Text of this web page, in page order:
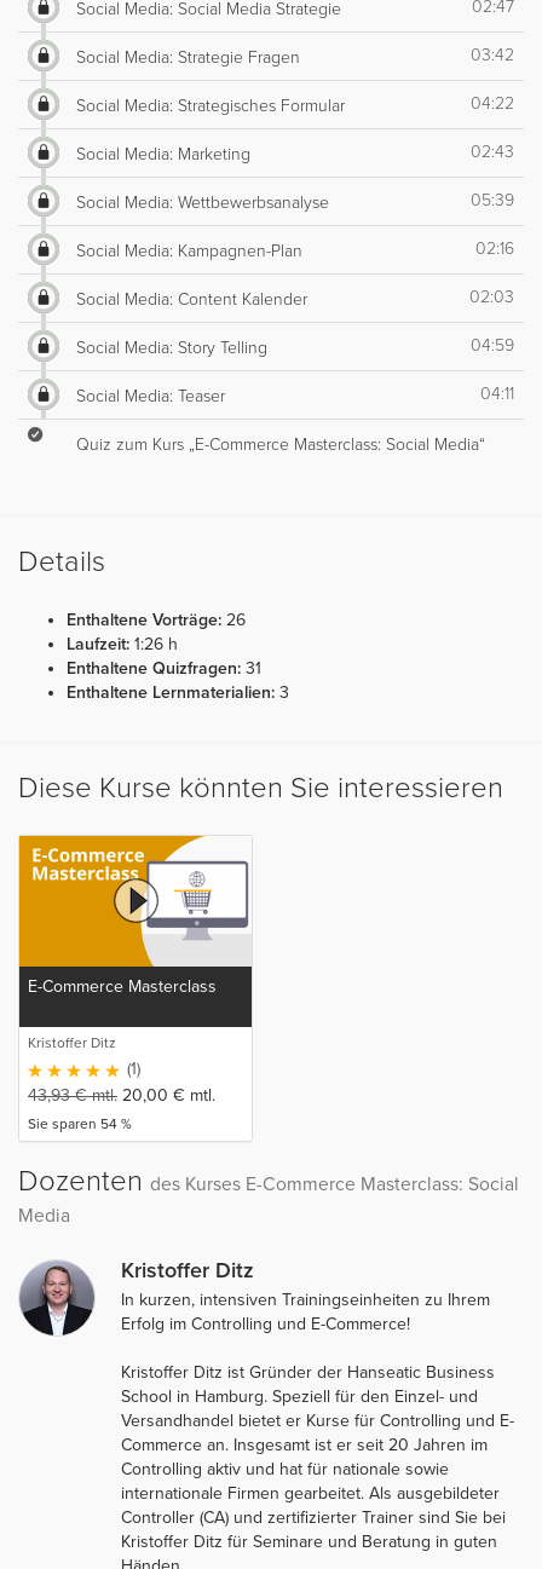
Social Media: Social Media Strategie 02:47
Social Media: Strategie Fragen 03:42
Social Media: Strategisches Formular 04:22
Social Media: Marketing 02:43
Social Media: Wettbewerbsanalyse 05:39
Social Media: Kampagnen-Plan 02:16
Social Media: Content Kalender 02:03
Social Media: Story Telling 04:59
Social Media: Teaser 04:11
Quiz zum Kurs „E-Commerce Masterclass: Social Media“
Details
Enthaltene Vorträge: 26
Laufzeit: 1:26 h
Enthaltene Quizfragen: 31
Enthaltene Lernmaterialien: 3
Diese Kurse könnten Sie interessieren
E-Commerce Masterclass
Kristoffer Ditz
(1)
43,93€mtl. 20,00 € mtl.
Sie sparen 54 %
Dozenten des Kurses E-Commerce Masterclass: Social
Media
Kristoffer Ditz
In kurzen, intensiven Trainingseinheiten zu Ihrem
Erfolg im Controlling und E-Commerce!
Kristoffer Ditz ist Gründer der Hanseatic Business
School in Hamburg. Speziell für den Einzel- und
Versandhandel bietet er Kurse für Controlling und E-
Commerce an. Insgesamt ist er seit 20 Jahren im
Controlling aktiv und hat für nationale sowie
internationale Firmen gearbeitet. Als ausgebildeter
Controller (CA) und zertifizierter Trainer sind Sie bei
Kristoffer Ditz für Seminare und Beratung in guten